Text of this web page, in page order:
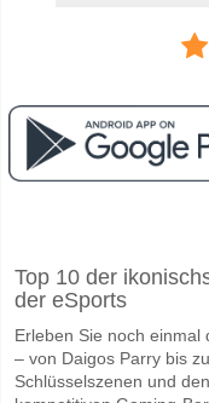
Das Spiel zwischen
Malaga für den
Top 10 der
der eSports
Erleben Sie noch
– von Daigos Parry bis
Schlüsselszenen und